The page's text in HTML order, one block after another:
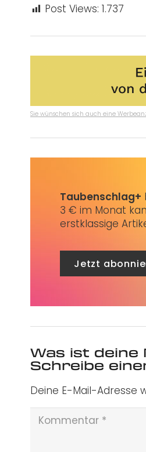
Post Views: 1.737
Sie wünschen sich auch eine
Taubenschlag+
3 € im Monat
erstklassige
Jetzt
Was ist deine
Schreibe
Deine E-Mail-Adresse